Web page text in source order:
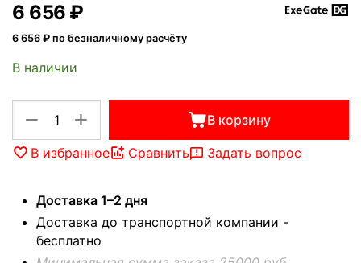
6 656 ₽
6 656 ₽ по безналичному расчёту
В наличии
+
− В корзину
В избранное Сравнить Задать вопрос
Доставка 1–2 дня
Доставка до транспортной компании -
бесплатно